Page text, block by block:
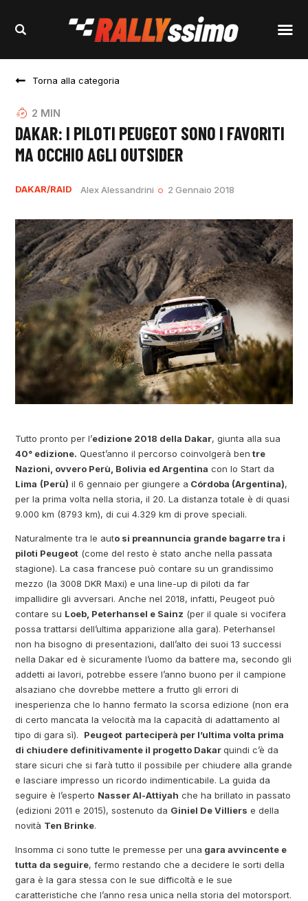
Torna alla categoria
2 MIN
DAKAR: I PILOTI PEUGEOT SONO I FAVORITI
MA OCCHIO AGLI OUTSIDER
DAKAR/RAID Alex Alessandrini 2 Gennaio 2018
Tutto pronto per l’edizione 2018 della Dakar, giunta alla sua
40° edizione. Quest’anno il percorso coinvolgerà ben tre
Nazioni, ovvero Perù, Bolivia ed Argentina con lo Start da
Lima (Perù) il 6 gennaio per giungere a Córdoba (Argentina),
per la prima volta nella storia, il 20. La distanza totale è di quasi
9.000 km (8793 km), di cui 4.329 km di prove speciali.
Naturalmente tra le auto si preannuncia grande bagarre tra i
piloti Peugeot (come del resto è stato anche nella passata
stagione). La casa francese può contare su un grandissimo
mezzo (la 3008 DKR Maxi) e una line-up di piloti da far
impallidire gli avversari. Anche nel 2018, infatti, Peugeot può
contare su Loeb, Peterhansel e Sainz (per il quale si vocifera
possa trattarsi dell’ultima apparizione alla gara). Peterhansel
non ha bisogno di presentazioni, dall’alto dei suoi 13 successi
nella Dakar ed è sicuramente l’uomo da battere ma, secondo gli
addetti ai lavori, potrebbe essere l’anno buono per il campione
alsaziano che dovrebbe mettere a frutto gli errori di
inesperienza che lo hanno fermato la scorsa edizione (non era
di certo mancata la velocità ma la capacità di adattamento al
tipo di gara sì). Peugeot parteciperà per l’ultima volta prima
di chiudere definitivamente il progetto Dakarquindi c’è da
stare sicuri che si farà tutto il possibile per chiudere alla grande
e lasciare impresso un ricordo indimenticabile. La guida da
seguire è l’esperto Nasser Al-Attiyah che ha brillato in passato
(edizioni 2011 e 2015), sostenuto da Giniel De Villiers e della
novità Ten Brinke.
Insomma ci sono tutte le premesse per una gara avvincente e
tutta da seguire, fermo restando che a decidere le sorti della
gara è la gara stessa con le sue difficoltà e le sue
caratteristiche che l’anno resa unica nella storia del motorsport.